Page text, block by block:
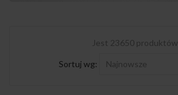
Jest 23650 produktów.
Sortuj wg: Najnowsze